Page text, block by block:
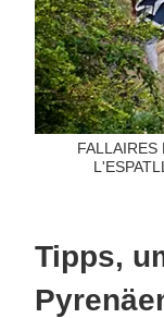
FALLAIRES
Tipps,